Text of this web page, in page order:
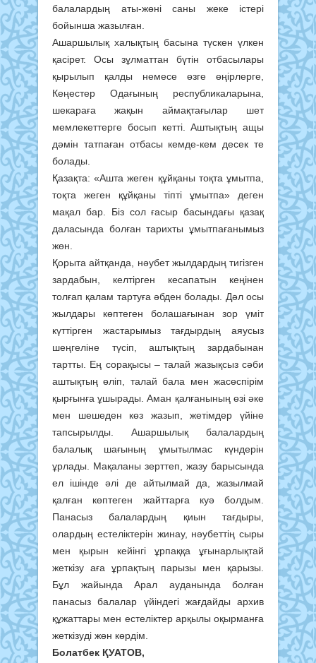
балалардың аты-жөні саны жеке істері
бойынша жазылған.
Ашаршылық халықтың басына түскен үлкен
қасірет. Осы зұлматтан бүтін отбасылары
қырылып қалды немесе өзге өңірлерге,
Кеңестер Одағының республикаларына,
шекараға жақын аймақтағылар шет
мемлекеттерге босып кетті. Аштықтың ащы
дәмін татпаған отбасы кемде-кем десек те
болады.
Қазақта: «Ашта жеген құйқаны тоқта ұмытпа,
тоқта жеген құйқаны тіпті ұмытпа» деген
мақал бар. Біз сол ғасыр басындағы қазақ
даласында болған тарихты ұмытпағанымыз
жөн.
Қорыта айтқанда, нәубет жылдардың тигізген
зардабын, келтірген кесапатын кеңінен
толғап қалам тартуға әбден болады. Дәл осы
жылдары көптеген болашағынан зор үміт
күттірген жастарымыз тағдырдың аяусыз
шеңгеліне түсіп, аштықтың зардабынан
тартты. Ең сорақысы – талай жазықсыз сәби
аштықтың өліп, талай бала мен жасөспірім
қырғынға ұшырады. Аман қалғанының өзі әке
мен шешеден көз жазып, жетімдер үйіне
тапсырылды. Ашаршылық балалардың
балалық шағының ұмытылмас күндерін
ұрлады. Мақаланы зерттеп, жазу барысында
ел ішінде әлі де айтылмай да, жазылмай
қалған көптеген жайттарға куә болдым.
Панасыз балалардың қиын тағдыры,
олардың естеліктерін жинау, нәубеттің сыры
мен қырын кейінгі ұрпаққа ұғынарлықтай
жеткізу аға ұрпақтың парызы мен қарызы.
Бұл жайында Арал ауданында болған
панасыз балалар үйіндегі жағдайды архив
құжаттары мен естеліктер арқылы оқырманға
жеткізуді жөн көрдім.
Болатбек ҚУАТОВ,